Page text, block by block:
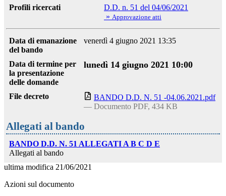
Profili ricercati
D.D. n. 51 del 04/06/2021
» Approvazione atti
Data di emanazione
del bando
venerdì 4 giugno 2021 13:35
Data di termine per
la presentazione
delle domande
lunedì 14 giugno 2021 10:00
File decreto
BANDO D.D. N. 51 -04.06.2021.pdf
— Documento PDF, 434 KB
Allegati al bando
BANDO D.D. N. 51 ALLEGATI A B C D E
Allegati al bando
ultima modifica 21/06/2021
Azioni sul documento